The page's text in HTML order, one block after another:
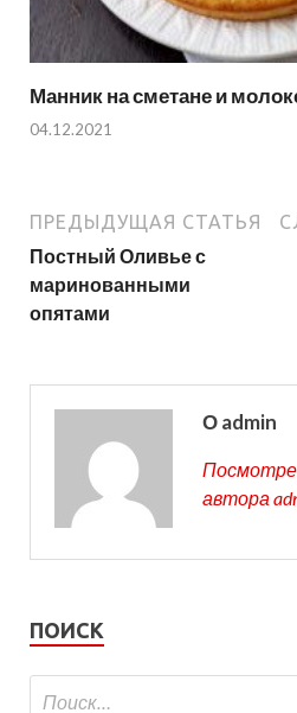
Манник на сметане и
04.12.2021
ПРЕДЫДУЩАЯ СТАТЬЯ
Постный Оливье с
маринованными
опятами
О admin
автора
ПОИСК